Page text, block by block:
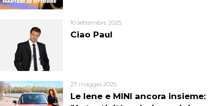
Ciao Paul
10 settembre 2025
Le Iene e MINI ancora insieme:
27 maggio 2025